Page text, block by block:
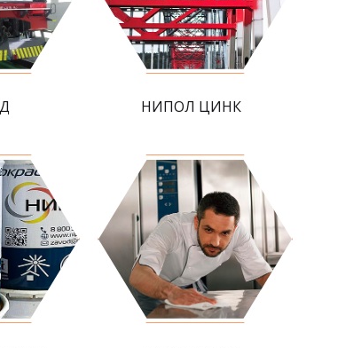
НИПОЛ ЦИНК